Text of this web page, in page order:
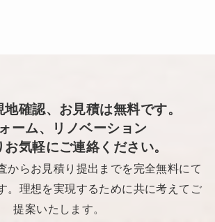
確認、お見積は無料です。
ーム、リノベーション
お気軽にご連絡ください。
からお見積り提出までを完全無料にて
。理想を実現するために共に考えてご
提案いたします。